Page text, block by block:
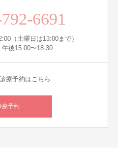
6691
（土曜日は13:00まで）
午後15:00〜18:30
療予約はこちら
療予約